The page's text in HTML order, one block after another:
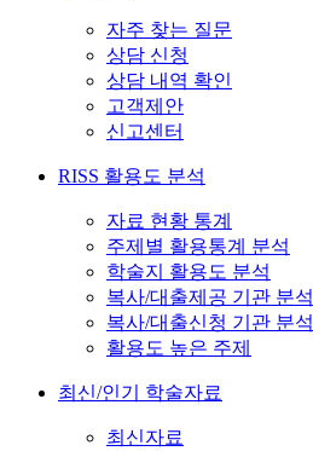
자주 찾는 질문
상담 신청
상담 내역 확인
고객제안
신고센터
RISS 활용도 분석
자료 현황 통계
주제별 활용통계 분석
학술지 활용도 분석
복사/대출제공 기관 분석
복사/대출신청 기관 분석
활용도 높은 주제
최신/인기 학술자료
최신자료